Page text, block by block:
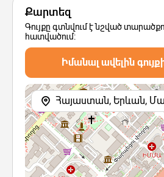
Քարտեզ
Գույքը գտնվում է նշված
հատվածում:
Իմանալ ավելին